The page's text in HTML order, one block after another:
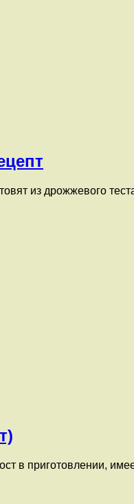
из дрожжевого
приготовлении,